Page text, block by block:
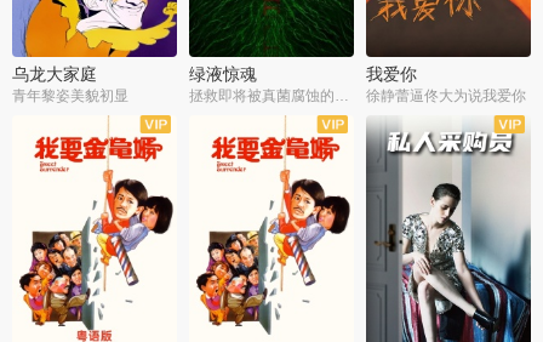
乌龙大家庭
青年黎姿美貌初显
绿液惊魂
拯救即将被真菌腐蚀的世界
我爱你
徐静蕾逼佟大为说我爱你